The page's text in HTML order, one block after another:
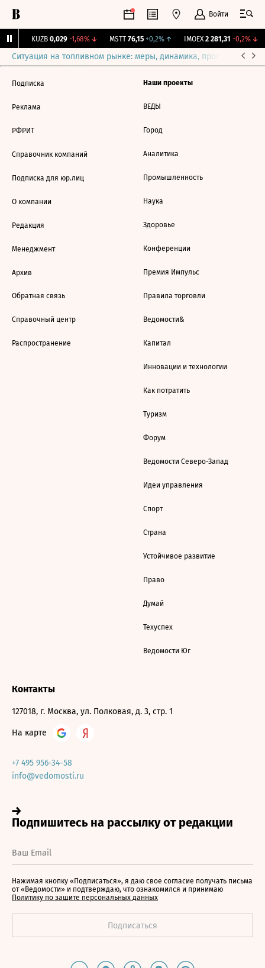
Войти
KUZB 0,029 -1,68%↓ MSTT 76,15 +0,2%↑ IMOEX 2 281,31 -0,2%↓
Ситуация на топливном рынке: меры, динамика, прогнозы
Подписка
Реклама
РФРИТ
Справочник компаний
Подписка для юр.лиц
О компании
Редакция
Менеджмент
Архив
Обратная связь
Справочный центр
Распространение
Наши проекты
ВЕДЫ
Город
Аналитика
Промышленность
Наука
Здоровье
Конференции
Премия Импульс
Правила торговли
Ведомости&
Капитал
Инновации и технологии
Как потратить
Туризм
Форум
Ведомости Северо-Запад
Идеи управления
Спорт
Страна
Устойчивое развитие
Право
Думай
Техуспех
Ведомости Юг
Контакты
127018, г. Москва, ул. Полковая, д. 3, стр. 1
На карте
+7 495 956-34-58
info@vedomosti.ru
Нажимая кнопку «Подписаться», я даю свое согласие получать письма
от «Ведомости» и подтверждаю, что ознакомился и принимаю
Политику по защите персональных данных